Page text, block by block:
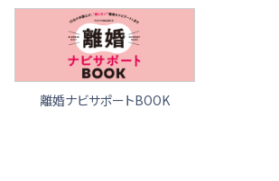
離婚ナビサポートBOOK